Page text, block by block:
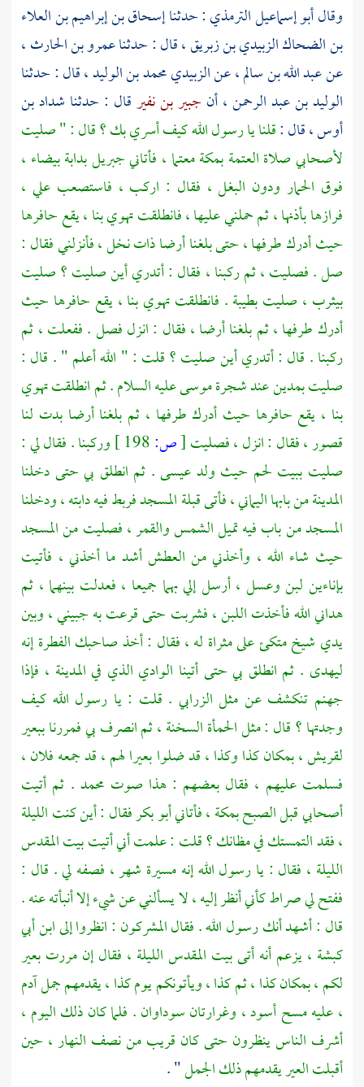
وقالأبو إسماعيل الترمذي: حدثناإسحاق بن إبراهيم بن العلاء
بن الضحاك الزبيدي بن زبريق ،قال : حدثناعمرو بن الحارث ،
عنعبد الله بن سالم ،عنالزبيدي محمد بن الوليد ،قال : حدثنا
الوليد بن عبد الرحمن ،أن جبير بن نفيرقال : حدثنا شداد بن
أوس ،قال :قلنا يا رسول الله كيف أسري بك ؟ قال : " صليت
لأصحابي صلاة العتمةبمكةمعتما ، فأتانيجبريلبدابة بيضاء ،
فوق الحمار ودون البغل ، فقال : اركب ، فاستصعب علي ،
فرازها بأذنها ، ثم حملني عليها ، فانطلقت تهوي بنا ، يقع حافرها
حيث أدرك طرفها ، حتى بلغنا أرضا ذات نخل ، فأنزلني فقال :
صل . فصليت ، ثم ركبنا ، فقال : أتدري أين صليت ؟ صليت
بيثرب ، صليت بطيبة . فانطلقت تهوي بنا ، يقع حافرها حيث
أدرك طرفها ، ثم بلغنا أرضا ، فقال : انزل فصل . ففعلت ، ثم
ركبنا . قال : أتدري أين صليت ؟ قلت : " الله أعلم " . قال :
صليتبمدينعند شجرةموسىعليه السلام . ثم انطلقت تهوي
بنا ، يقع حافرها حيث أدرك طرفها ، ثم بلغنا أرضا بدت لنا
قصور ، فقال : انزل ، فصليت[ص:
وركبنا . فقال لي :
صليت ببيت لحم حيث ولدعيسى. ثم انطلق بي حتى دخلنا
المدينة من بابها اليماني ، فأتى قبلة المسجد فربط فيه دابته ، ودخلنا
المسجد من باب فيه تميل الشمس والقمر ، فصليت من المسجد
حيث شاء الله ، وأخذني من العطش أشد ما أخذني ، فأتيت
بإناءين لبن وعسل ، أرسل إلي بهما جميعا ، فعدلت بينهما ، ثم
هداني الله فأخذت اللبن ، فشربت حتى قرعت به جبيني ، وبين
يدي شيخ متكئ على مثراة له ، فقال : أخذ صاحبك الفطرة إنه
ليهدى . ثم انطلق بي حتى أتينا الوادي الذي في المدينة ، فإذا
جهنم تنكشف عن مثل الزرابي . قلت : يا رسول الله كيف
وجدتها ؟ قال : مثل الحمأة السخنة ، ثم انصرف بي فمررنا ببعير
لقريش ،بمكان كذا وكذا ، قد ضلوا بعيرا لهم ، قد جمعه فلان ،
فسلمت عليهم ، فقال بعضهم : هذا صوت محمد . ثم أتيت
أصحابي قبل الصبحبمكة ،فأتانيأبو بكرفقال : أين كنت الليلة
، فقد التمستك في مظانك ؟ قلت : علمت أني أتيت بيت المقدس
الليلة ، فقال : يا رسول الله إنه مسيرة شهر ، فصفه لي . قال :
ففتح لي صراط كأني أنظر إليه ، لا يسألني عن شيء إلا أنبأته عنه .
قال : أشهد أنك رسول الله . فقال المشركون : انظروا إلى ابن أبي
كبشة ، يزعم أنه أتىبيت المقدسالليلة ، فقال إن مررت بعير
لكم ، بمكان كذا ، ثم كذا ، ويأتونكم يوم كذا ، يقدمهم جمل آدم
، عليه مسح أسود ، وغرارتان سوداوان . فلما كان ذلك اليوم ،
أشرف الناس ينظرون حتى كان قريب من نصف النهار ، حين
أقبلت العير يقدمهم ذلك الجمل" .